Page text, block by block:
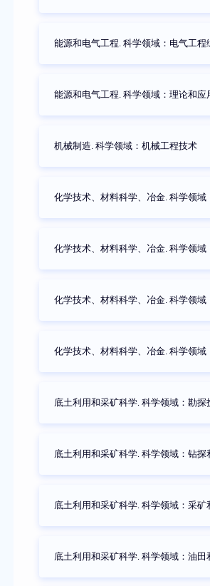
能源和电气工程. 科学领域：电气工程
能源和电气工程. 科学领域：理论和应
机械制造. 科学领域：机械工程技术
化学技术、材料科学、冶金. 科学领
化学技术、材料科学、冶金. 科学领域
化学技术、材料科学、冶金. 科学领
化学技术、材料科学、冶金. 科学领
底土利用和采矿科学. 科学领域：勘探
底土利用和采矿科学. 科学领域：钻
底土利用和采矿科学. 科学领域：采
底土利用和采矿科学. 科学领域：油